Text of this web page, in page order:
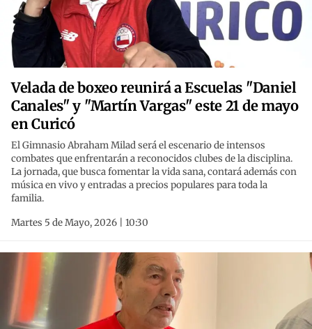
Velada de boxeo reunirá a Escuelas "Daniel
Canales" y "Martín Vargas" este 21 de mayo
en Curicó
El Gimnasio Abraham Milad será el escenario de intensos
combates que enfrentarán a reconocidos clubes de la disciplina.
La jornada, que busca fomentar la vida sana, contará además con
música en vivo y entradas a precios populares para toda la
familia.
Martes 5 de Mayo, 2026 | 10:30